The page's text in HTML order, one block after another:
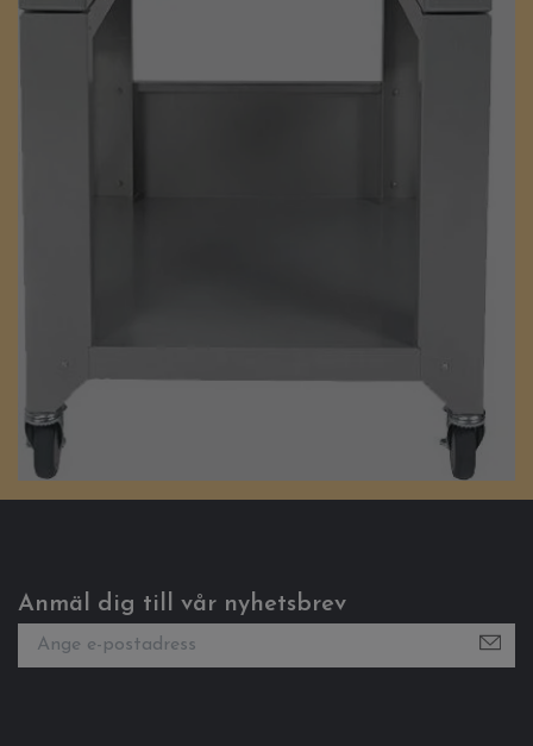
Anmäl dig till vår nyhetsbrev